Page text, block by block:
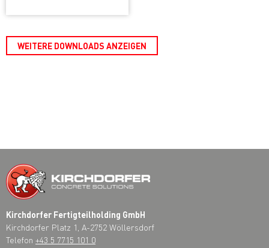
WEITERE DOWNLOADS ANZEIGEN
Kirchdorfer Fertigteilholding GmbH
Kirchdorfer Platz 1, A-2752 Wöllersdorf
Telefon +43 5 7715 101 0